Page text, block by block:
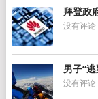
拜登政
没有评论
男子“
没有评论